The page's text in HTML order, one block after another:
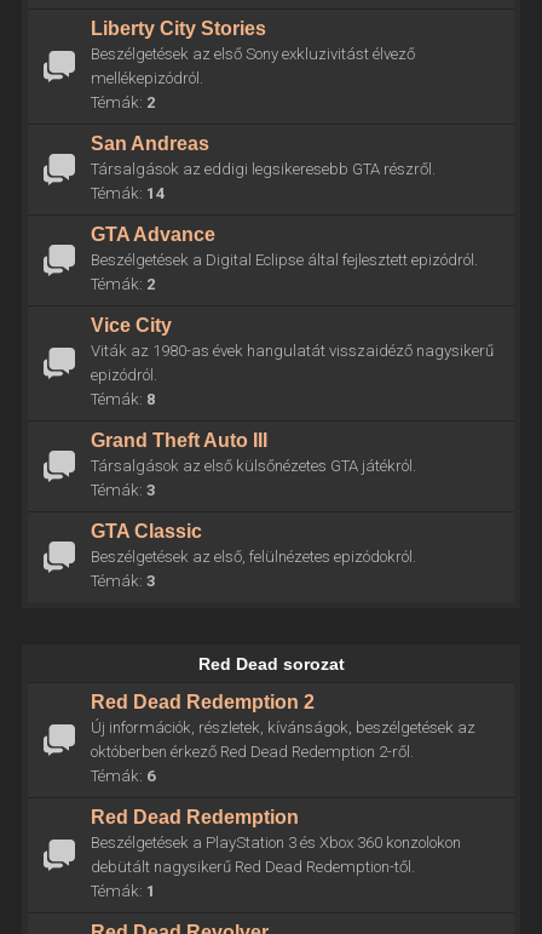
Liberty City Stories
Beszélgetések az első Sony exkluzivitást élvező
mellékepizódról.
Témák: 2
San Andreas
Társalgások az eddigi legsikeresebb GTA részről.
Témák: 14
GTA Advance
Beszélgetések a Digital Eclipse által fejlesztett epizódról.
Témák: 2
Vice City
Viták az 1980-as évek hangulatát visszaidéző nagysikerű
epizódról.
Témák: 8
Grand Theft Auto III
Társalgások az első külsőnézetes GTA játékról.
Témák: 3
GTA Classic
Beszélgetések az első, felülnézetes epizódokról.
Témák: 3
Red Dead sorozat
Red Dead Redemption 2
Új információk, részletek, kívánságok, beszélgetések az
októberben érkező Red Dead Redemption 2-ről.
Témák: 6
Red Dead Redemption
Beszélgetések a PlayStation 3 és Xbox 360 konzolokon
debütált nagysikerű Red Dead Redemption-től.
Témák: 1